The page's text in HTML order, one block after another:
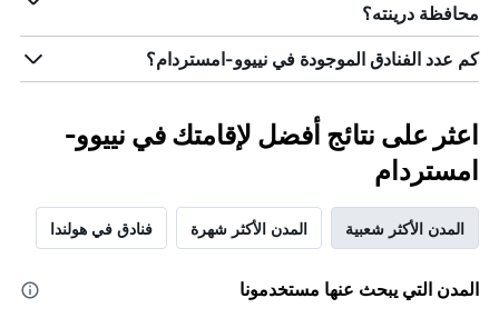
محافظة درينته؟
كم عدد الفنادق الموجودة في نييوو-امستردام؟
اعثر على نتائج أفضل لإقامتك في نييوو-
امستردام
المدن الأكثر شعبية المدن الأكثر شهرة فنادق في هولندا
المدن التي يبحث عنها مستخدمونا